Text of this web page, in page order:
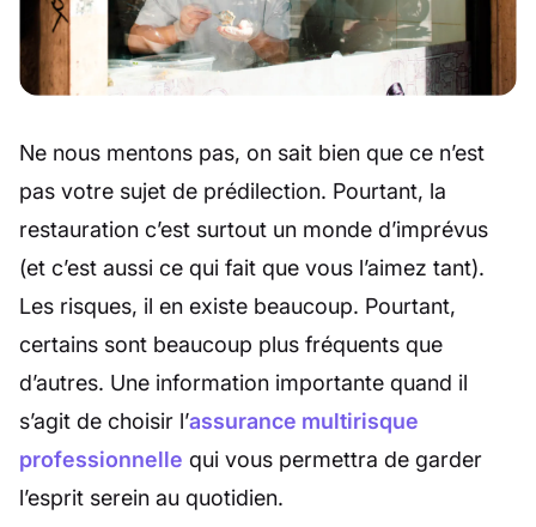
Ne nous mentons pas, on sait bien que ce n’est
pas votre sujet de prédilection. Pourtant, la
restauration c’est surtout un monde d’imprévus
(et c’est aussi ce qui fait que vous l’aimez tant).
Les risques, il en existe beaucoup. Pourtant,
certains sont beaucoup plus fréquents que
d’autres. Une information importante quand il
s’agit de choisir l’assurance multirisque
professionnelle qui vous permettra de garder
l’esprit serein au quotidien.